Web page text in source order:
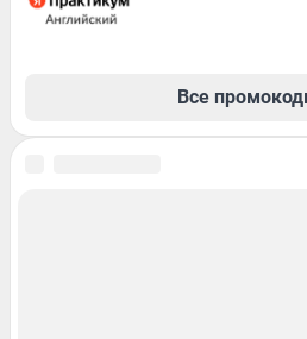
Все